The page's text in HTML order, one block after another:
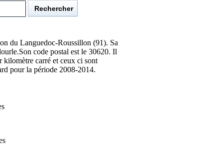
du Languedoc-Roussillon (91). Sa
code postal est le 30620. Il
kilomètre carré et ceux ci sont
pour la période 2008-2014.